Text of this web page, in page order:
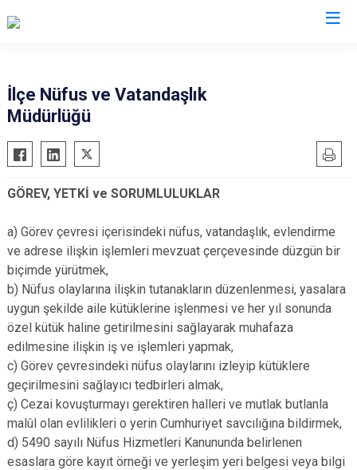
Başmakçı
Bayat
Çay
Çobanlar
Dazkırı
Dinar
Emirdağ
Evciler
Kızılören
Sandıklı
Şuhut
Sinanpaşa
İlçe Nüfus ve Vatandaşlık
Müdürlüğü
GÖREV, YETKİ ve SORUMLULUKLAR
a) Görev çevresi içerisindeki nüfus, vatandaşlık, evlendirme
ve adrese ilişkin işlemleri mevzuat çerçevesinde düzgün bir
biçimde yürütmek,
b) Nüfus olaylarına ilişkin tutanakların düzenlenmesi, yasalara
uygun şekilde aile kütüklerine işlenmesi ve her yıl sonunda
özel kütük haline getirilmesini sağlayarak muhafaza
edilmesine ilişkin iş ve işlemleri yapmak,
c) Görev çevresindeki nüfus olaylarını izleyip kütüklere
geçirilmesini sağlayıcı tedbirleri almak,
ç) Cezai kovuşturmayı gerektiren halleri ve mutlak butlanla
malûl olan evlilikleri o yerin Cumhuriyet savcılığına bildirmek,
d) 5490 sayılı Nüfus Hizmetleri Kanununda belirlenen
esaslara göre kayıt örneği ve yerleşim yeri belgesi veya bilgi